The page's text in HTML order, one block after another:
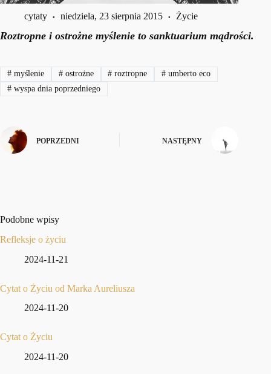
cytaty niedziela, 23 sierpnia 2015 Życie
Roztropne i ostrożne myślenie to sanktuarium mądrości.
#myślenie #ostrożne # roztropne # umberto eco
#wyspa dnia poprzedniego
POPRZEDNI NASTĘPNY
Podobne wpisy
Refleksje o życiu
2024-11-21
Cytat o Życiu od Marka Aureliusza
2024-11-20
Cytat o Życiu
2024-11-20